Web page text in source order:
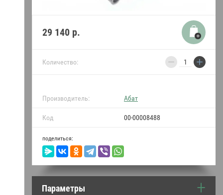
29 140 р.
Количество: − +
Производитель: Абат
Код 00-00008488
поделиться:
Параметры